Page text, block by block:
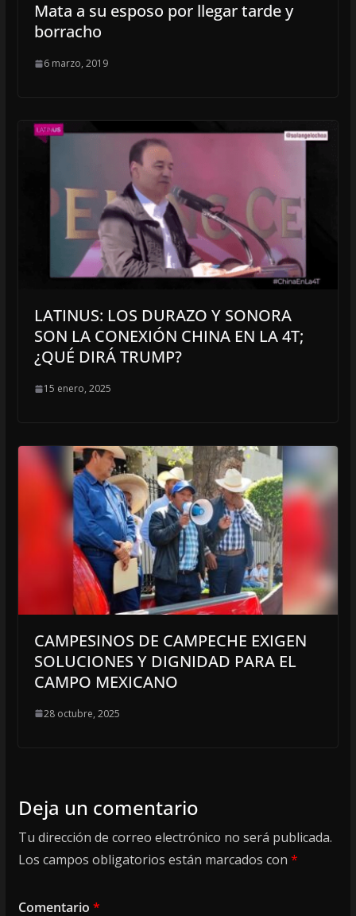
Mata a su esposo por llegar tarde y
borracho
6 marzo, 2019
LATINUS: LOS DURAZO Y SONORA
SON LA CONEXIÓN CHINA EN LA 4T;
¿QUÉ DIRÁ TRUMP?
15 enero, 2025
CAMPESINOS DE CAMPECHE EXIGEN
SOLUCIONES Y DIGNIDAD PARA EL
CAMPO MEXICANO
28 octubre, 2025
Deja un comentario
Tu dirección de correo electrónico no será publicada.
Los campos obligatorios están marcados con *
Comentario *